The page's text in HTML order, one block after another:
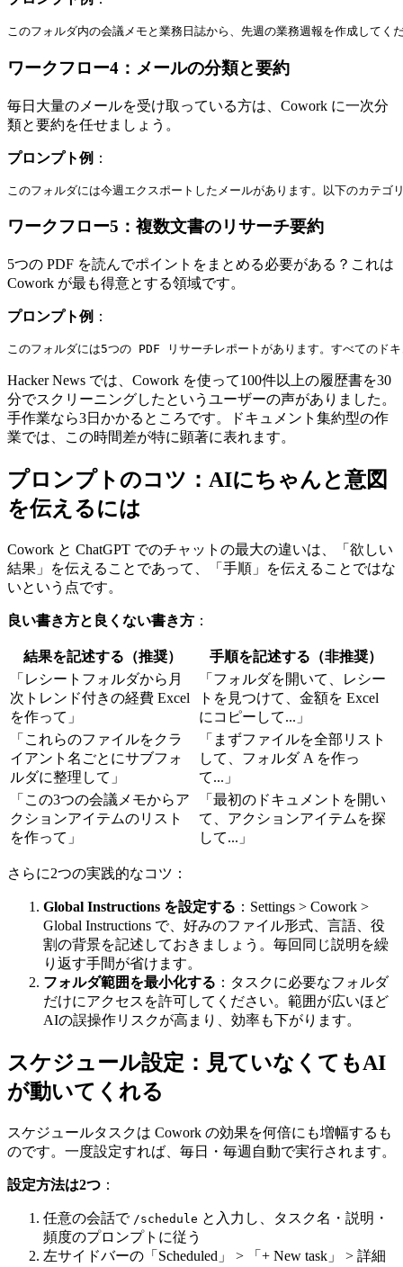
ワークフロー4：メールの分類と要約
毎日大量のメールを受け取っている方は、Cowork に一次分
類と要約を任せましょう。
プロンプト例 ：
ワークフロー5：複数文書のリサーチ要約
5つの PDF を読んでポイントをまとめる必要がある？これは
Cowork が最も得意とする領域です。
プロンプト例 ：
Hacker News では、Cowork を使って100件以上の履歴書を30
分でスクリーニングしたというユーザーの声がありました。
手作業なら3日かかるところです。ドキュメント集約型の作
業では、この時間差が特に顕著に表れます。
プロンプトのコツ：AIにちゃんと意図
を伝えるには
Cowork と ChatGPT でのチャットの最大の違いは、「欲しい
結果」を伝えることであって、「手順」を伝えることではな
いという点です。
良い書き方と良くない書き方 ：
結果を記述する（推奨）
手順を記述する（非推奨）
「レシートフォルダから月
次トレンド付きの経費 Excel
を作って」
「フォルダを開いて、レシー
トを見つけて、金額を Excel
にコピーして...」
「これらのファイルをクラ
イアント名ごとにサブフォ
ルダに整理して」
「まずファイルを全部リスト
して、フォルダ A を作っ
て...」
「この3つの会議メモからア
クションアイテムのリスト
を作って」
「最初のドキュメントを開い
て、アクションアイテムを探
して...」
さらに2つの実践的なコツ：
Global Instructions を設定する ：Settings > Cowork >
Global Instructions で、好みのファイル形式、言語、役
割の背景を記述しておきましょう。毎回同じ説明を繰
り返す手間が省けます。
フォルダ範囲を最小化する ：タスクに必要なフォルダ
だけにアクセスを許可してください。範囲が広いほど
AIの誤操作リスクが高まり、効率も下がります。
スケジュール設定：見ていなくてもAI
が動いてくれる
スケジュールタスクは Cowork の効果を何倍にも増幅するも
のです。一度設定すれば、毎日・毎週自動で実行されます。
設定方法は2つ ：
任意の会話で /schedule と入力し、タスク名・説明・
頻度のプロンプトに従う
左サイドバーの「Scheduled」 > 「+ New task」 > 詳細